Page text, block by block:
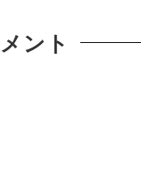
ント